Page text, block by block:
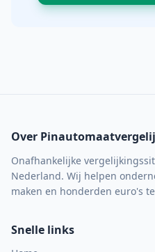
Over
Onafhankelijke
Nederland. Wij helpen
maken en honderden euro's
Snelle links